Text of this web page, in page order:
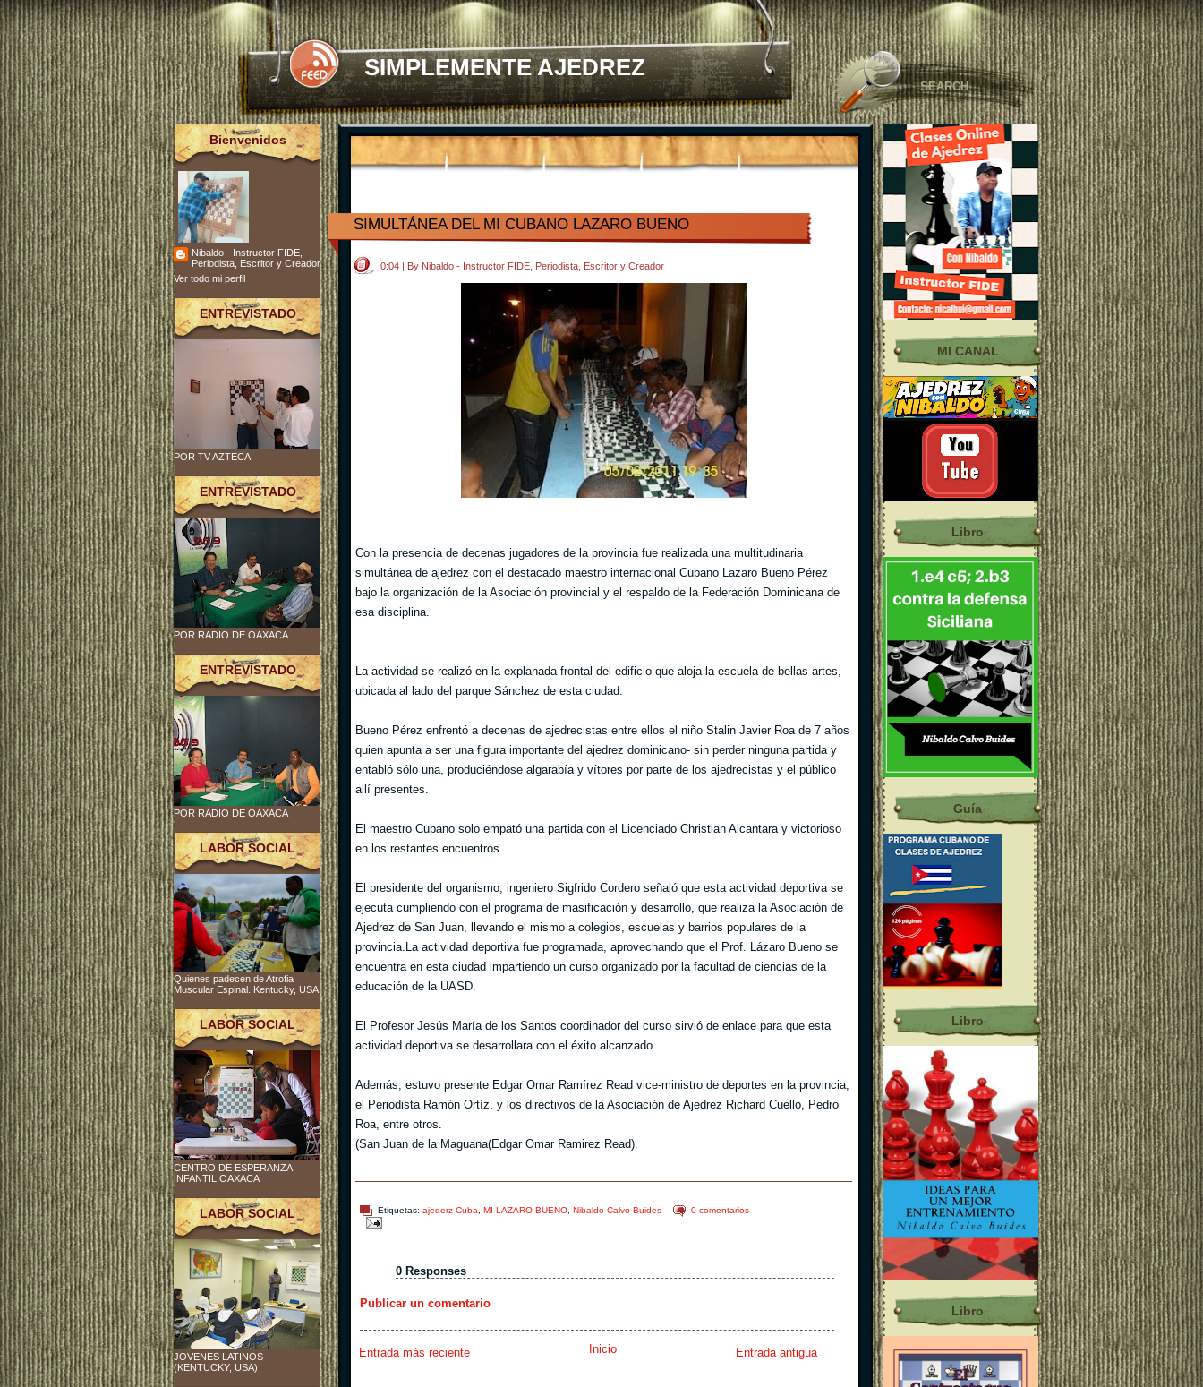
SIMPLEMENTE AJEDREZ
SIMULTÁNEA DEL MI CUBANO LAZARO BUENO
0:04 | By Nibaldo - Instructor FIDE, Periodista, Escritor y Creador
Con la presencia de decenas jugadores de la provincia fue realizada una multitudinaria
simultánea de ajedrez con el destacado maestro internacional Cubano Lazaro Bueno Pérez
bajo la organización de la Asociación provincial y el respaldo de la Federación Dominicana de
esa disciplina.
La actividad se realizó en la explanada frontal del edificio que aloja la escuela de bellas artes,
ubicada al lado del parque Sánchez de esta ciudad.
Bueno Pérez enfrentó a decenas de ajedrecistas entre ellos el niño Stalin Javier Roa de 7 años
quien apunta a ser una figura importante del ajedrez dominicano- sin perder ninguna partida y
entabló sólo una, produciéndose algarabía y vítores por parte de los ajedrecistas y el público
allí presentes.
El maestro Cubano solo empató una partida con el Licenciado Christian Alcantara y victorioso
en los restantes encuentros
El presidente del organismo, ingeniero Sigfrido Cordero señaló que esta actividad deportiva se
ejecuta cumpliendo con el programa de masificación y desarrollo, que realiza la Asociación de
Ajedrez de San Juan, llevando el mismo a colegios, escuelas y barrios populares de la
provincia.La actividad deportiva fue programada, aprovechando que el Prof. Lázaro Bueno se
encuentra en esta ciudad impartiendo un curso organizado por la facultad de ciencias de la
educación de la UASD.
El Profesor Jesús María de los Santos coordinador del curso sirvió de enlace para que esta
actividad deportiva se desarrollara con el éxito alcanzado.
Además, estuvo presente Edgar Omar Ramírez Read vice-ministro de deportes en la provincia,
el Periodista Ramón Ortíz, y los directivos de la Asociación de Ajedrez Richard Cuello, Pedro
Roa, entre otros.
(San Juan de la Maguana(Edgar Omar Ramirez Read).
Etiquetas: ajederz Cuba MI LAZARO BUENO Nibaldo Calvo Buides 0 comentarios
0 Responses
Publicar un comentario
Entrada más reciente Entrada antigua
Inicio
Bienvenidos
Nibaldo - Instructor FIDE,
Periodista, Escritor y Creador
Ver todo mi perfil
ENTREVISTADO
POR TV AZTECA
ENTREVISTADO
POR RADIO DE OAXACA
ENTREVISTADO
POR RADIO DE OAXACA
LABOR SOCIAL
Quienes padecen de Atrofia
Muscular Espinal. Kentucky, USA
LABOR SOCIAL
CENTRO DE ESPERANZA
INFANTIL OAXACA
LABOR SOCIAL
JOVENES LATINOS
(KENTUCKY, USA)
MI CANAL
Libro
Guía
Libro
Libro